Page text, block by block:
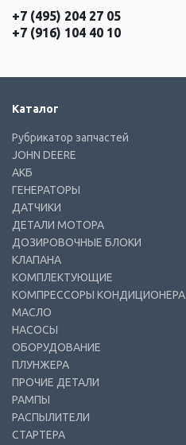
+7 (495) 204 27 05
+7 (916) 104 40 10
Каталог
Рубрикатор запчастей
JOHN DEERE
АКБ
ГЕНЕРАТОРЫ
ДАТЧИКИ
ДЕТАЛИ МОТОРА
ДОЗИРОВОЧНЫЕ БЛОКИ
КЛАПАНА
КОМПЛЕКТУЮЩИЕ
КОМПРЕССОРЫ КОНДИЦИОНЕРА
МАСЛО
НАСОСЫ
ОБОРУДОВАНИЕ
ПЛУНЖЕРА
ПРОЧИЕ ДЕТАЛИ
РАМПЫ
РАСПЫЛИТЕЛИ
СТАРТЕРА